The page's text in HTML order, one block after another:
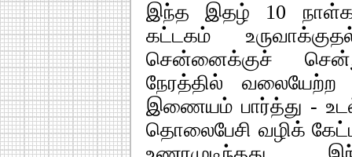
இந்த இதழ் 10
கட்டகம்
சென்னைக்குச்
நேரத்தில்
இணையம் பார்த்து -
தொலைபேசி வழிக்